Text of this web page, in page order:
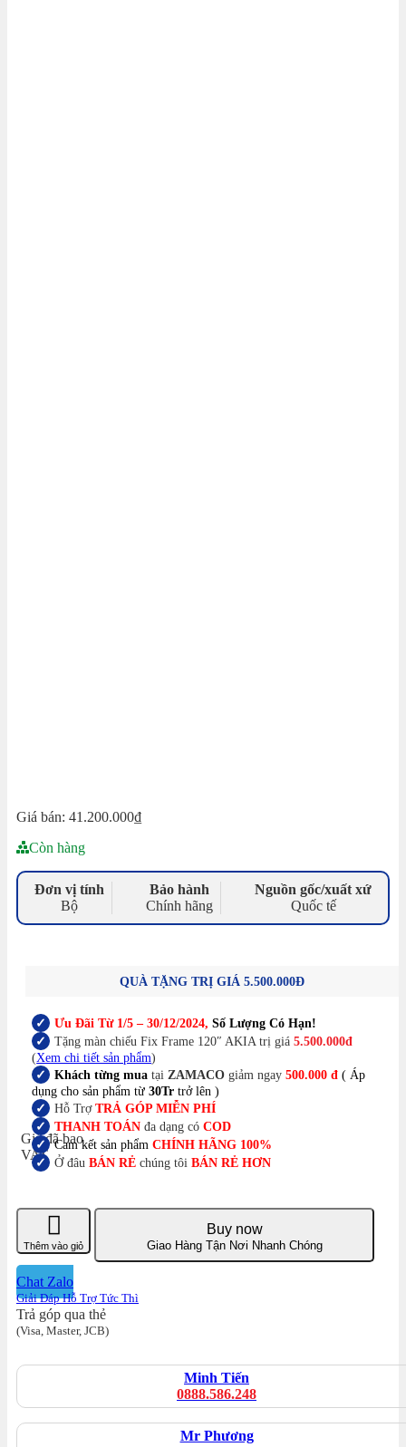
Giá đã bao
VAT
Giá bán: 41.200.000₫
Còn hàng
Đơn vị tính
Bộ
Bảo hành
Chính hãng
Nguồn gốc/xuất xứ
Quốc tế
QUÀ TẶNG TRỊ GIÁ 5.500.000Đ
Ưu Đãi Từ 1/5 – 30/12/2024,Số Lượng Có Hạn!
Tặng màn chiếu Fix Frame 120″ AKIA trị giá5.500.000đ
(Xem chi tiết sản phẩm)
Khách từng mua tại ZAMACO giảm ngay500.000 đ( Áp
dụng cho sản phẩm từ30Tr trở lên )
Hỗ TrợTRẢ GÓP MIỄN PHÍ
THANH TOÁNđa dạng cóCOD
Cam kết sản phẩm CHÍNH HÃNG 100%
Ở đâu BÁN RẺchúng tôi BÁN RẺ HƠN
Thêm vào giỏ
Buy now
Giao Hàng Tận Nơi Nhanh Chóng
Chat Zalo
Giải Đáp Hỗ Trợ Tức Thì
Trả góp qua thẻ
(Visa, Master, JCB)
Minh Tiến
0888.586.248
Mr Phương